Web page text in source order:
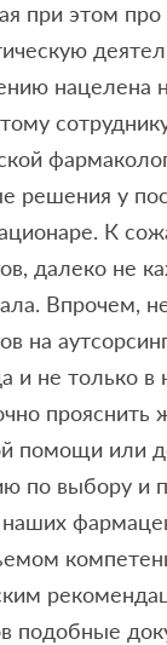
при этом
нацелена
решения у
К
далеко не
Впрочем,
на
и не только
прояснить
помощи или
по выбору и
подобные